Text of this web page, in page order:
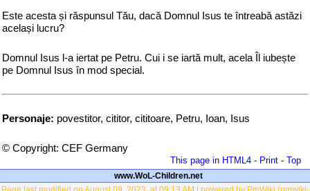
Este acesta și răspunsul Tău, dacă Domnul Isus te întreabă astăzi
același lucru?
Domnul Isus l-a iertat pe Petru. Cui i se iartă mult, acela Îl iubește
pe Domnul Isus în mod special.
Personaje: povestitor, cititor, cititoare, Petru, Ioan, Isus
© Copyright: CEF Germany
This page in HTML4 - Print - Top
www.WoL-Children.net